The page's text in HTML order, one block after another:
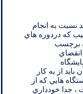
نسبت به انجام
که دردوره هاي
برچسب
از به کار
هايي که از
، جدا خودداري